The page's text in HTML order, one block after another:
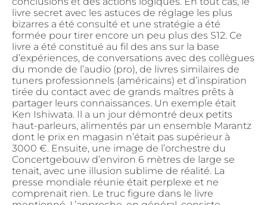
livre secret avec les astuces de réglage les plus
bizarres a été consulté et une stratégie a été
formée pour tirer encore un peu plus des S12. Ce
livre a été constitué au fil des ans sur la base
d’expériences, de conversations avec des collègues
du monde de l’audio (pro), de livres similaires de
tuners professionnels (américains) et d’inspiration
tirée du contact avec de grands maîtres prêts à
partager leurs connaissances. Un exemple était
Ken Ishiwata. Il a un jour démontré deux petits
haut-parleurs, alimentés par un ensemble Marantz
dont le prix en magasin n’était pas supérieur à
3000 €. Ensuite, une image de l’orchestre du
Concertgebouw d’environ 6 mètres de large se
tenait, avec une illusion sublime de réalité. La
presse mondiale réunie était perplexe et ne
comprenait rien. Le truc figure dans le livre